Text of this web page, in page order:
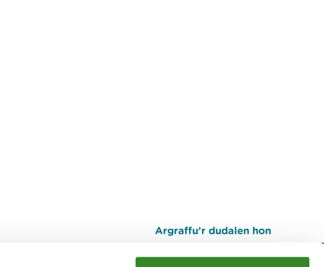
Argraffu’r dudalen hon
I fyny